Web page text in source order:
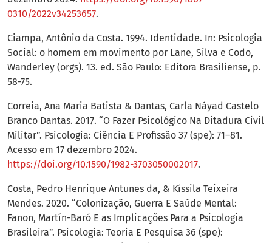
0310/2022v34253657.
Ciampa, Antônio da Costa. 1994. Identidade. In: Psicologia
Social: o homem em movimento por Lane, Silva e Codo,
Wanderley (orgs). 13. ed. São Paulo: Editora Brasiliense, p.
58-75.
Correia, Ana Maria Batista & Dantas, Carla Náyad Castelo
Branco Dantas. 2017. “O Fazer Psicológico Na Ditadura Civil
Militar”. Psicologia: Ciência E Profissão 37 (spe): 71–81.
Acesso em 17 dezembro 2024.
https://doi.org/10.1590/1982-3703050002017.
Costa, Pedro Henrique Antunes da, & Kíssila Teixeira
Mendes. 2020. “Colonização, Guerra E Saúde Mental:
Fanon, Martín-Baró E as Implicações Para a Psicologia
Brasileira”. Psicologia: Teoria E Pesquisa 36 (spe):